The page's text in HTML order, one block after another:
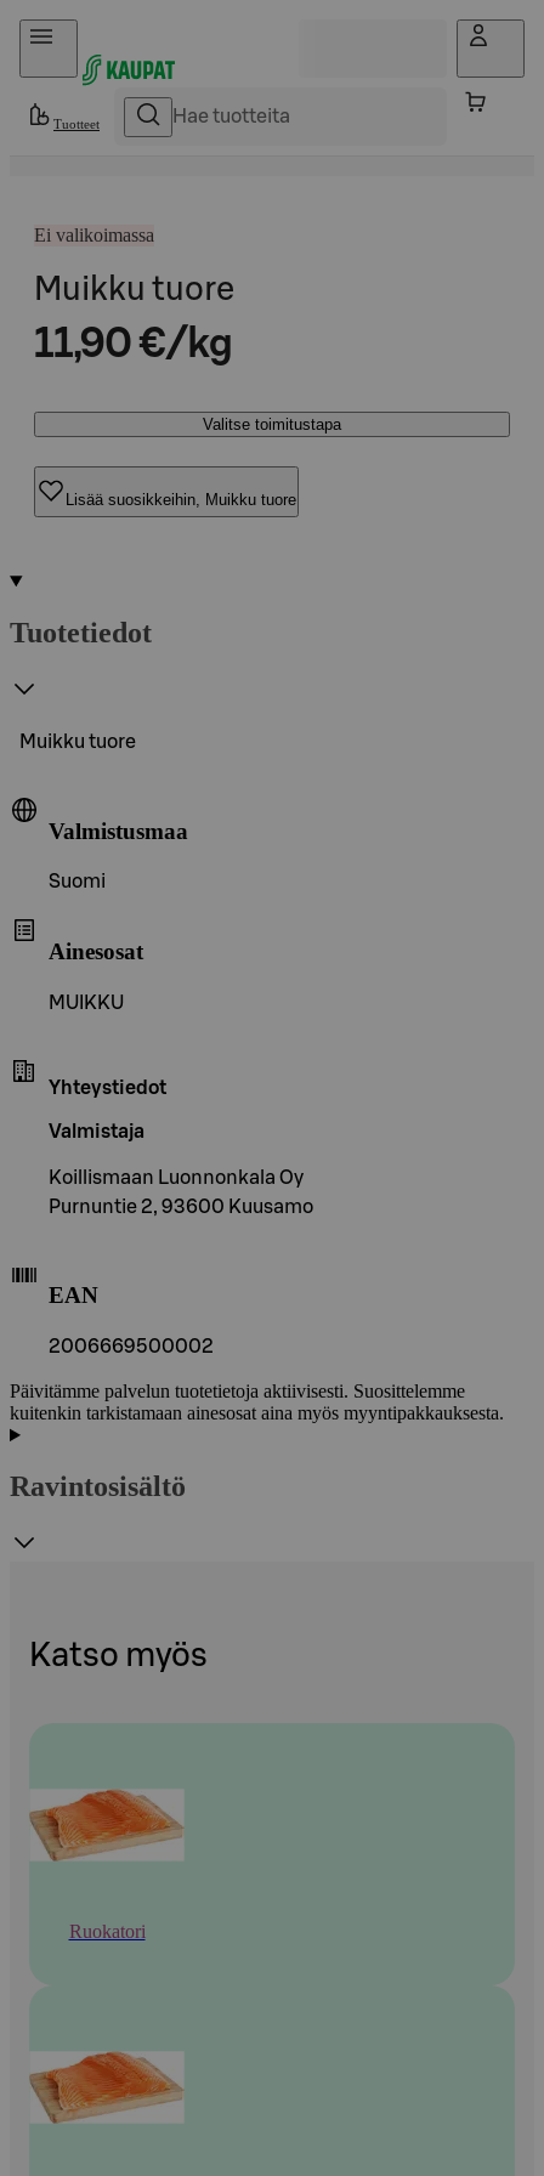
Hyppää sisältöön
Tuotteet
Ei valikoimassa
Muikku tuore
11,90 €/kg
Valitse toimitustapa
Lisää suosikkeihin, Muikku tuore
Tuotetiedot
Muikku tuore
Valmistusmaa
Suomi
Ainesosat
MUIKKU
Yhteystiedot
Valmistaja
Koillismaan Luonnonkala Oy
Purnuntie 2, 93600 Kuusamo
EAN
2006669500002
Päivitämme palvelun tuotetietoja aktiivisesti. Suosittelemme
kuitenkin tarkistamaan ainesosat aina myös myyntipakkauksesta.
Ravintosisältö
Katso myös
Ruokatori